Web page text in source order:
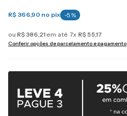
R$ 366,90 no pix -5 %
ou R$386,21 em até 7x R$55,17
Conferir opções de parcelamento e pagamento